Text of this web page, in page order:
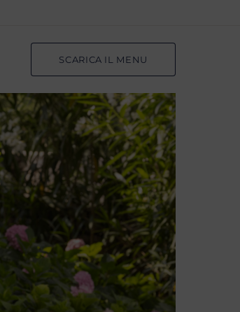
SCARICA IL MENU